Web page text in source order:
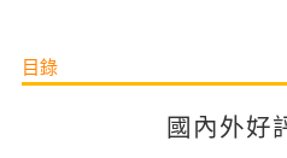
目錄
國內外好